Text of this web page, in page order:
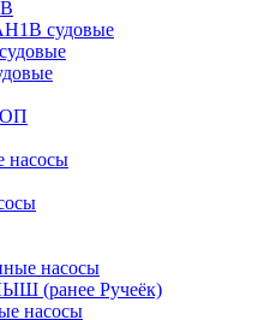
судовые
насосы
насосы
(ранее Ручеёк)
насосы